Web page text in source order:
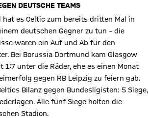
DEUTSCHE TEAMS
hat es Celtic zum bereits dritten Mal in
deutschen Gegner zu tun – die
waren ein Auf und Ab für den
Bei Borussia Dortmund kam Glasgow
1:7 unter die Räder, ehe es einen Monat
gegen RB Leipzig zu feiern gab.
Bilanz gegen Bundesligisten: 5 Siege,
Alle fünf Siege holten die
Stadion.